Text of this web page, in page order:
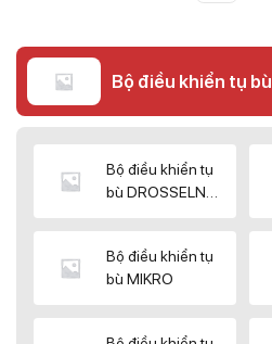
Bộ điều khiển tụ bù
Bộ điều khiển tụ
bù DROSSELN
Bộ điều khiển tụ
bù MIKRO